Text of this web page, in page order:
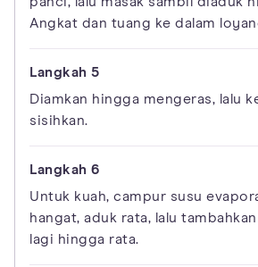
Angkat dan tuang ke dalam
Diamkan hingga mengeras, lalu
sisihkan.
Untuk kuah, campur susu
hangat, aduk rata, lalu
lagi hingga rata.